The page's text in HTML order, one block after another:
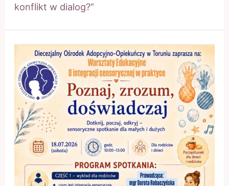
konflikt w dialog?”